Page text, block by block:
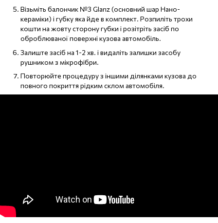
Візьміть балончик №3 Glanz (основний шар Нано-
кераміки) і губку яка йде в комплект. Розпиліть трохи
кошти на жовту сторону губки і розітріть засіб по
оброблюваної поверхні кузова автомобіль.
Залиште засіб на 1-2 хв. і видаліть залишки засобу
рушником з мікрофібри.
Повторюйте процедуру з іншими ділянками кузова до
повного покриття рідким склом автомобіля.